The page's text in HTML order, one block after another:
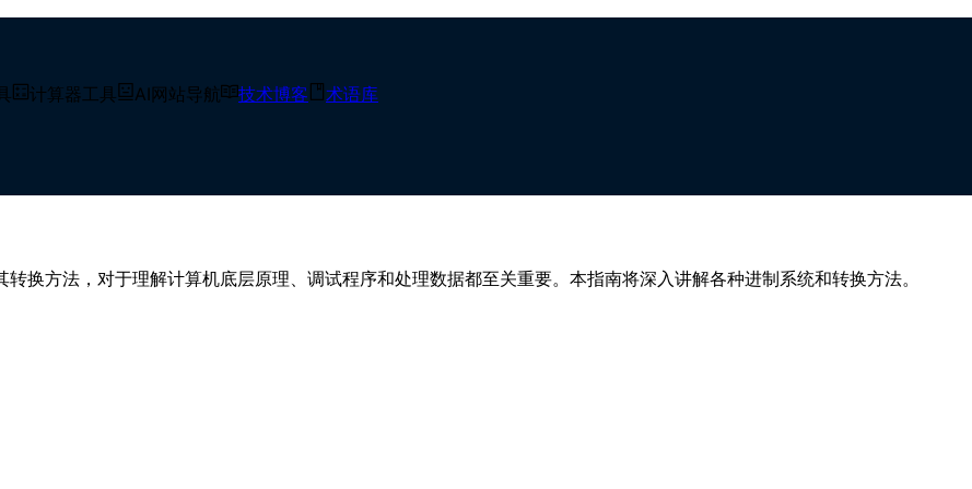
计算器工具 AI网站导航 技术博客 术语库
进制、八进制、十进制、十六进制
换方法，对于理解计算机底层原理、调试程序和处理数据都至关重要。本指南将深入讲解各种进制系统和转换方法。